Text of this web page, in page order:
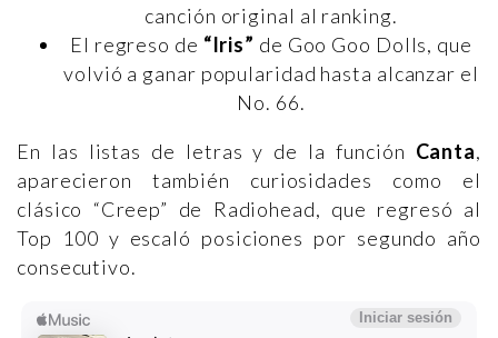
canción original al ranking.
El regreso de “Iris” de Goo Goo Dolls, que
volvió a ganar popularidad hasta alcanzar el
No. 66.
En las listas de letras y de la función Canta,
aparecieron también curiosidades como el
clásico “Creep” de Radiohead, que regresó al
Top 100 y escaló posiciones por segundo año
consecutivo.